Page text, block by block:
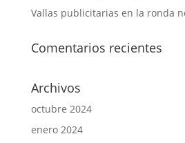
Vallas publicitarias en la ronda
Comentarios recientes
Archivos
octubre 2024
enero 2024